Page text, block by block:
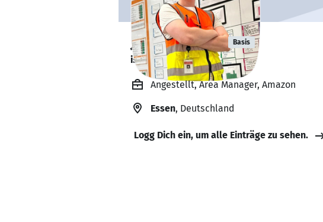
Jan Mentzen Basis
ist offen für Projekte. 🔎
Angestellt, Area Manager, Amazon
Essen, Deutschland
Logg Dich ein, um alle Einträge zu sehen.